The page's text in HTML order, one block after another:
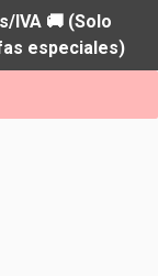
IVA 🚚 (Solo
especiales)